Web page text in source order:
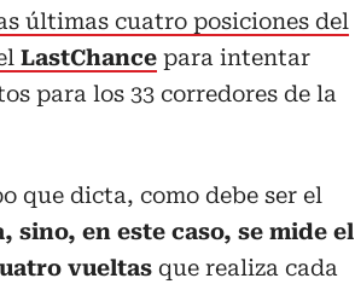
últimas cuatro posiciones del
LastChance para intentar
para los 33 corredores de la
que dicta, como debe ser el
sino, en este caso, se mide el
vueltas que realiza cada